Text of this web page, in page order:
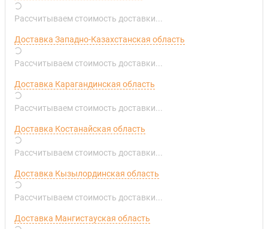
Рассчитываем стоимость доставки...
Доставка Западно-Казахстанская область
Рассчитываем стоимость доставки...
Доставка Карагандинская область
Рассчитываем стоимость доставки...
Доставка Костанайская область
Рассчитываем стоимость доставки...
Доставка Кызылординская область
Рассчитываем стоимость доставки...
Доставка Мангистауская область